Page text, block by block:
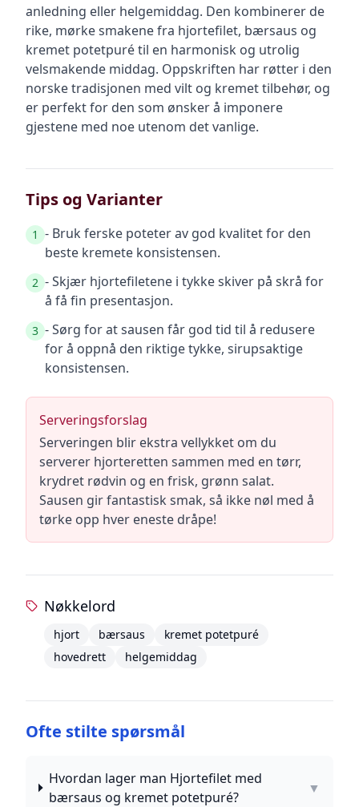
anledning eller helgemiddag. Den kombinerer de
rike, mørke smakene fra hjortefilet, bærsaus og
kremet potetpuré til en harmonisk og utrolig
velsmakende middag. Oppskriften har røtter i den
norske tradisjonen med vilt og kremet tilbehør, og
er perfekt for den som ønsker å imponere
gjestene med noe utenom det vanlige.
Tips og Varianter
1 - Bruk ferske poteter av god kvalitet for den
beste kremete konsistensen.
2 - Skjær hjortefiletene i tykke skiver på skrå for
å få fin presentasjon.
3 - Sørg for at sausen får god tid til å redusere
for å oppnå den riktige tykke, sirupsaktige
konsistensen.
Serveringsforslag
Serveringen blir ekstra vellykket om du
serverer hjorteretten sammen med en tørr,
krydret rødvin og en frisk, grønn salat.
Sausen gir fantastisk smak, så ikke nøl med å
tørke opp hver eneste dråpe!
Nøkkelord
hjort bærsaus
kremet potetpuré
hovedrett
helgemiddag
Ofte stilte spørsmål
Hvordan lager man Hjortefilet med
bærsaus og kremet potetpuré?
▼